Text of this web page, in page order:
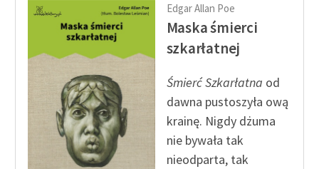
Regulamin biblioteki
Dane fundacji i
sprawozdania finansowe
Regulamin darowizn
Informacja o treściach
wrażliwych
Deklaracja dostępności
Edgar Allan Poe
Maska śmierci
szkarłatnej
Śmierć Szkarłatna od
dawna pustoszyła ową
krainę. Nigdy dżuma
nie bywała tak
nieodparta, tak